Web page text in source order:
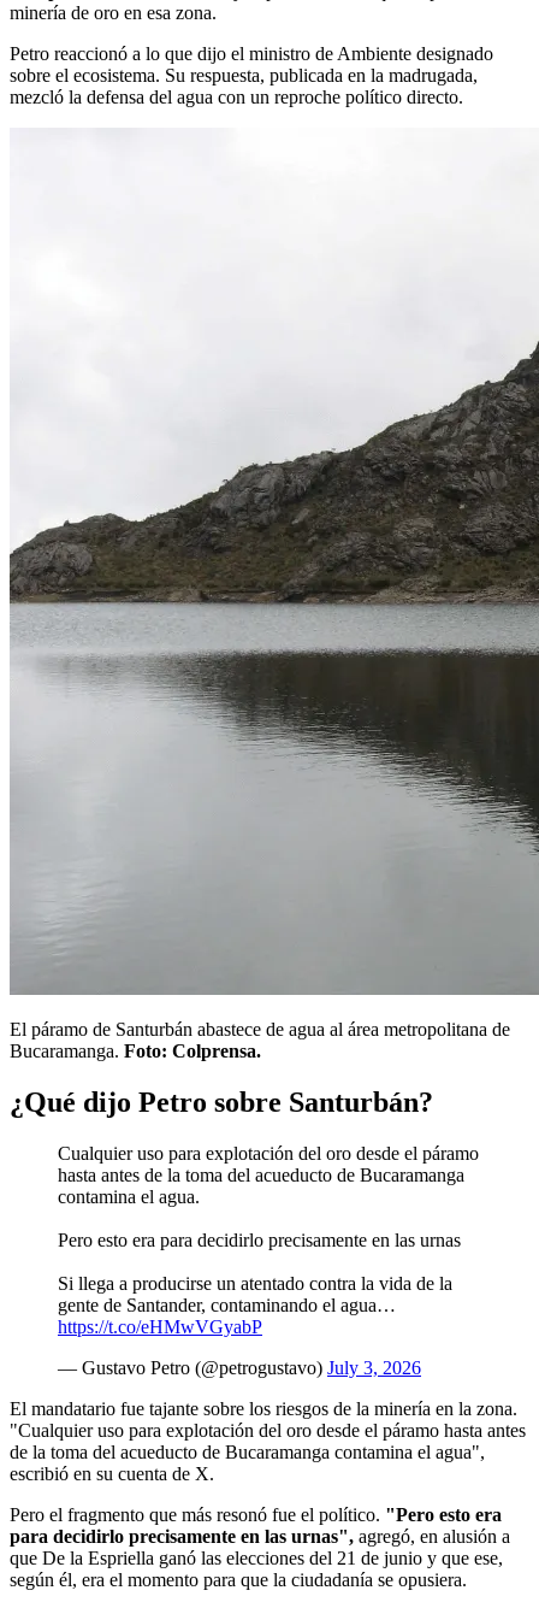
minería de oro en esa zona.
Petro reaccionó a lo que dijo el ministro de Ambiente designado
sobre el ecosistema. Su respuesta, publicada en la madrugada,
mezcló la defensa del agua con un reproche político directo.
El páramo de Santurbán abastece de agua al área metropolitana de
Bucaramanga. Foto: Colprensa.
¿Qué dijo Petro sobre Santurbán?
Cualquier uso para explotación del oro desde el páramo
hasta antes de la toma del acueducto de Bucaramanga
contamina el agua.
Pero esto era para decidirlo precisamente en las urnas
Si llega a producirse un atentado contra la vida de la
gente de Santander, contaminando el agua…
https://t.co/eHMwVGyabP
— Gustavo Petro (@petrogustavo) July 3, 2026
El mandatario fue tajante sobre los riesgos de la minería en la zona.
"Cualquier uso para explotación del oro desde el páramo hasta antes
de la toma del acueducto de Bucaramanga contamina el agua",
escribió en su cuenta de X.
Pero el fragmento que más resonó fue el político. "Pero esto era
para decidirlo precisamente en las urnas", agregó, en alusión a
que De la Espriella ganó las elecciones del 21 de junio y que ese,
según él, era el momento para que la ciudadanía se opusiera.